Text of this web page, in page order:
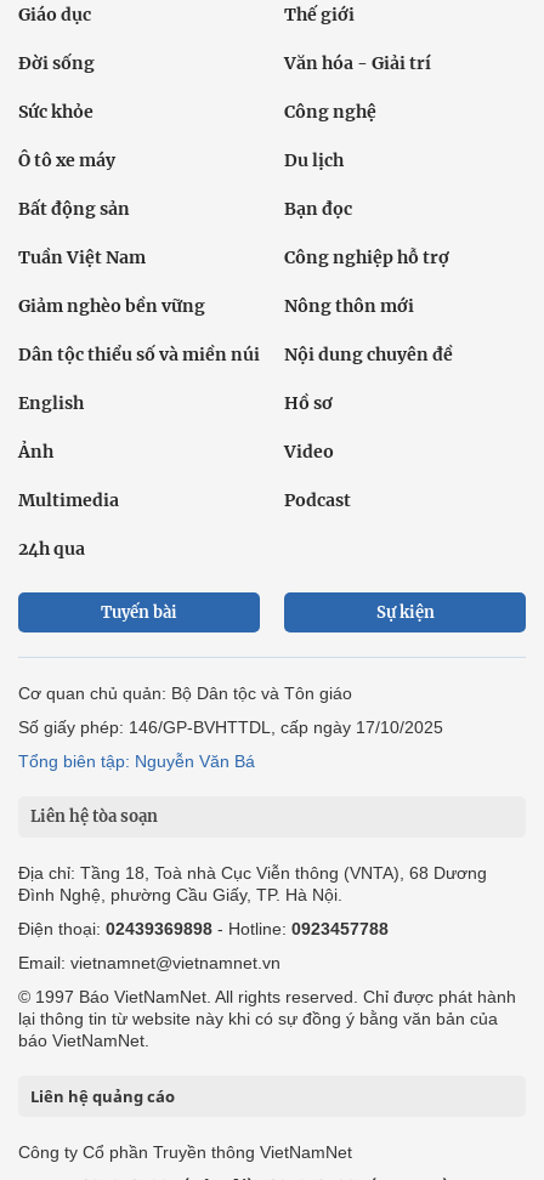
Giáo dục Thế giới
Đời sống Văn hóa - Giải trí
Sức khỏe Công nghệ
Ô tô xe máy Du lịch
Bất động sản Bạn đọc
Tuần Việt Nam Công nghiệp hỗ trợ
Giảm nghèo bền vững Nông thôn mới
Dân tộc thiểu số và miền núi Nội dung chuyên đề
English Hồ sơ
Ảnh Video
Multimedia Podcast
24h qua
Tuyến bài Sự kiện
Cơ quan chủ quản: Bộ Dân tộc và Tôn giáo
Số giấy phép: 146/GP-BVHTTDL, cấp ngày 17/10/2025
Tổng biên tập: Nguyễn Văn Bá
Liên hệ tòa soạn
Địa chỉ: Tầng 18, Toà nhà Cục Viễn thông (VNTA), 68 Dương
Đình Nghệ, phường Cầu Giấy, TP. Hà Nội.
Điện thoại: 02439369898 - Hotline: 0923457788
Email: vietnamnet@vietnamnet.vn
© 1997 Báo VietNamNet. All rights reserved. Chỉ được phát hành
lại thông tin từ website này khi có sự đồng ý bằng văn bản của
báo VietNamNet.
Liên hệ quảng cáo
Công ty Cổ phần Truyền thông VietNamNet